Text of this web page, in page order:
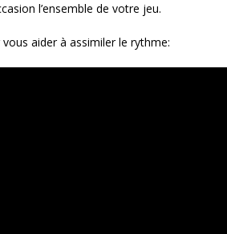
l’ensemble de votre jeu.
aider à assimiler le rythme: